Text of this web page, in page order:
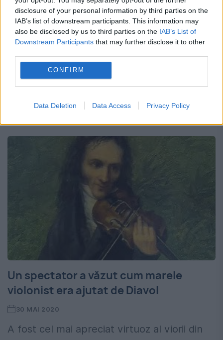
disclosure of your personal information by third parties on the
IAB’s list of downstream participants. This information may
also be disclosed by us to third parties on the IAB’s List of
Downstream Participants that may further disclose it to other
CONFIRM
Data Deletion Data Access Privacy Policy
Plictiseala îl scoate în față pe marele
Ion Voicu
26 FEBRUARIE 2021
Povestea că pe la patru-cinci ani îşi dorea
să primească o vioară, lucru care s-a şi
instrumentul în mână, copilul a reprodus...
Un spectator a văzut cum marele
violonist era ajutat de Diavol
30 MAI 2020
A fost cel mai apreciat virtuoz al viorii din